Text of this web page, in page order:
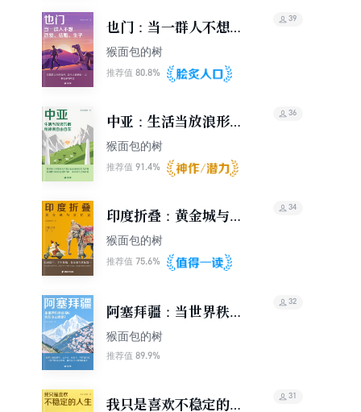
也门：当一群人不想恋
爱、结婚、生子（轻游
记）
猴面包的树
推荐值 80.8%
39
中亚：生活当放浪形
骸，精神则自由自在
（轻游记）
猴面包的树
推荐值 91.4%
36
印度折叠：黄金城与贫
民窟
猴面包的树
推荐值 75.6%
34
阿塞拜疆：当世界秩序
崩塌时，我们该去哪
里？（轻游记）
猴面包的树
推荐值 89.9%
32
我只是喜欢不稳定的人
31